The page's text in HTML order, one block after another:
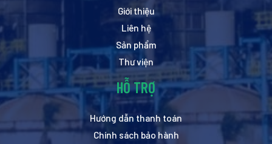
Giới thiệu
Liên hệ
Sản phẩm
Thư viện
HỖ TRỢ
Hướng dẫn thanh toán
Chính sách bảo hành